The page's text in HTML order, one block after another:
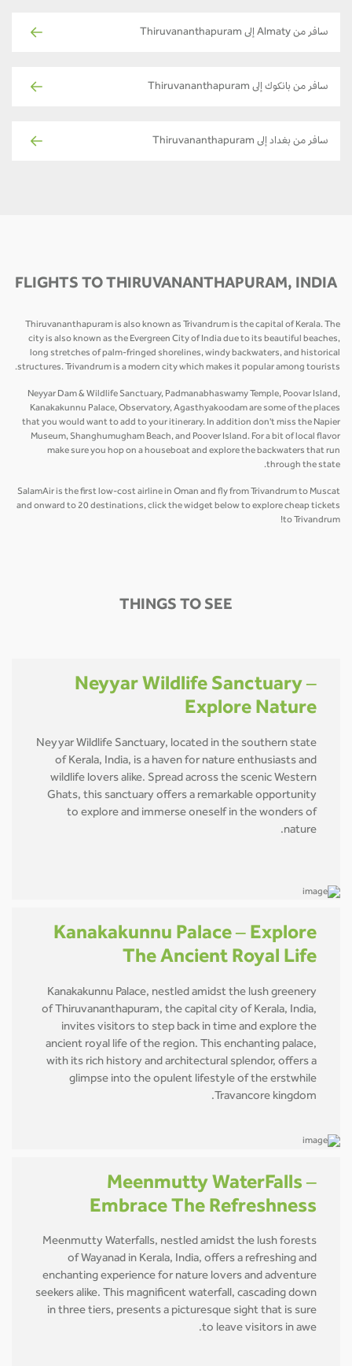
سافر من Almaty إلى Thiruvananthapuram
سافر من بانكوك إلى Thiruvananthapuram
سافر من بغداد إلى Thiruvananthapuram
FLIGHTS TO THIRUVANANTHAPURAM, INDIA
Thiruvananthapuram is also known as Trivandrum is the capital of Kerala. The
city is also known as the Evergreen City of India due to its beautiful beaches,
long stretches of palm-fringed shorelines, windy backwaters, and historical
structures. Trivandrum is a modern city which makes it popular among tourists.
Neyyar Dam & Wildlife Sanctuary, Padmanabhaswamy Temple, Poovar Island,
Kanakakunnu Palace, Observatory, Agasthyakoodam are some of the places
that you would want to add to your itinerary. In addition don't miss the Napier
Museum, Shanghumugham Beach, and Poover Island. For a bit of local flavor
make sure you hop on a houseboat and explore the backwaters that run
through the state.
SalamAir is the first low-cost airline in Oman and fly from Trivandrum to Muscat
and onward to 20 destinations, click the widget below to explore cheap tickets
to Trivandrum!
THINGS TO SEE
Neyyar Wildlife Sanctuary –
Explore Nature
Neyyar Wildlife Sanctuary, located in the southern state
of Kerala, India, is a haven for nature enthusiasts and
wildlife lovers alike. Spread across the scenic Western
Ghats, this sanctuary offers a remarkable opportunity
to explore and immerse oneself in the wonders of
nature.
Kanakakunnu Palace – Explore
The Ancient Royal Life
Kanakakunnu Palace, nestled amidst the lush greenery
of Thiruvananthapuram, the capital city of Kerala, India,
invites visitors to step back in time and explore the
ancient royal life of the region. This enchanting palace,
with its rich history and architectural splendor, offers a
glimpse into the opulent lifestyle of the erstwhile
Travancore kingdom.
Meenmutty WaterFalls –
Embrace The Refreshness
Meenmutty Waterfalls, nestled amidst the lush forests
of Wayanad in Kerala, India, offers a refreshing and
enchanting experience for nature lovers and adventure
seekers alike. This magnificent waterfall, cascading down
in three tiers, presents a picturesque sight that is sure
to leave visitors in awe.